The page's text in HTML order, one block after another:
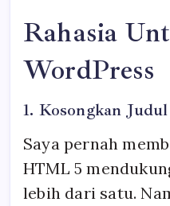
Rahasia
WordPress
1. Kosongkan
Saya pernah
HTML 5
lebih dari satu.